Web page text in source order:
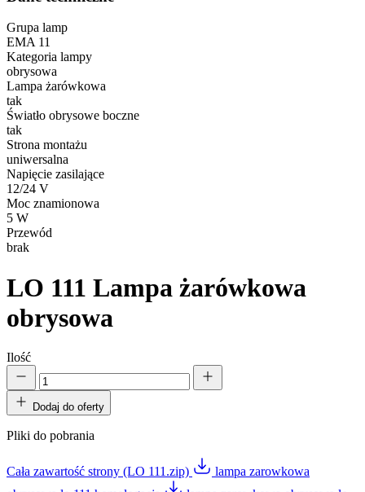
Grupa lamp
EMA 11
Kategoria lampy
obrysowa
Lampa żarówkowa
tak
Światło obrysowe boczne
tak
Strona montażu
uniwersalna
Napięcie zasilające
12/24 V
Moc znamionowa
5 W
Przewód
brak
LO 111 Lampa żarówkowa
obrysowa
Ilość
Dodaj do oferty
Pliki do pobrania
Cała zawartość strony (LO 111.zip)
lampa zarowkowa